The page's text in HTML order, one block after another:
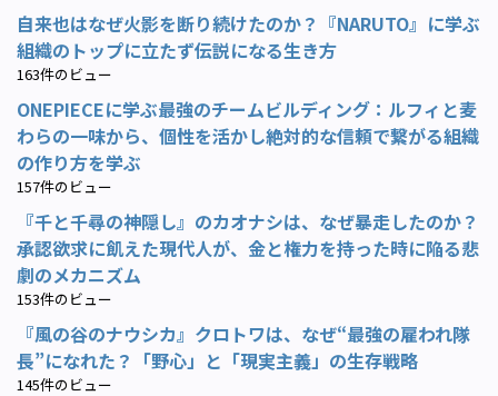
自来也はなぜ火影を断り続けたのか？『NARUTO』に学ぶ
組織のトップに立たず伝説になる生き方
163件のビュー
ONEPIECEに学ぶ最強のチームビルディング：ルフィと麦
わらの一味から、個性を活かし絶対的な信頼で繋がる組織
の作り方を学ぶ
157件のビュー
『千と千尋の神隠し』のカオナシは、なぜ暴走したのか？
承認欲求に飢えた現代人が、金と権力を持った時に陥る悲
劇のメカニズム
153件のビュー
『風の谷のナウシカ』クロトワは、なぜ“最強の雇われ隊
長”になれた？「野心」と「現実主義」の生存戦略
145件のビュー